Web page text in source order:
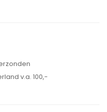
v.a. 100,-